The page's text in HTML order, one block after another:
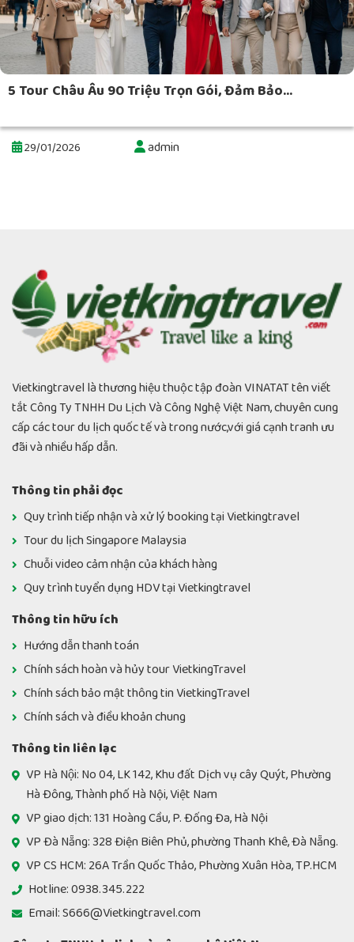
5 Tour Châu Âu 90 Triệu Trọn Gói, Đảm Bảo...
29/01/2026 admin
Vietkingtravel là thương hiệu thuộc tập đoàn VINATAT tên viết
tắt Công Ty TNHH Du Lịch Và Công Nghệ Việt Nam, chuyên cung
cấp các tour du lịch quốc tế và trong nước,với giá cạnh tranh ưu
đãi và nhiều hấp dẫn.
Thông tin phải đọc
Quy trình tiếp nhận và xử lý booking tại Vietkingtravel
Tour du lịch Singapore Malaysia
Chuỗi video cảm nhận của khách hàng
Quy trình tuyển dụng HDV tại Vietkingtravel
Thông tin hữu ích
Hướng dẫn thanh toán
Chính sách hoàn và hủy tour VietkingTravel
Chính sách bảo mật thông tin VietkingTravel
Chính sách và điều khoản chung
Thông tin liên lạc
VP Hà Nội: No 04, LK 142, Khu đất Dịch vụ cây Quýt, Phường
Hà Đông, Thành phố Hà Nội, Việt Nam
VP giao dịch: 131 Hoàng Cầu, P. Đống Đa, Hà Nội
VP Đà Nẵng: 328 Điện Biên Phủ, phường Thanh Khê, Đà Nẵng.
VP CS HCM: 26A Trần Quốc Thảo, Phường Xuân Hòa, TP.HCM
Hotline: 0938.345.222
Email: S666@Vietkingtravel.com